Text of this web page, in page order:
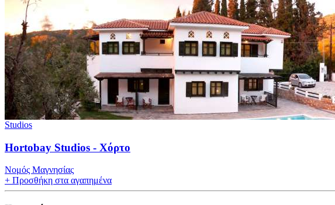
Studios
Hortobay Studios - Χόρτο
Νομός Μαγνησίας
+ Προσθήκη στα αγαπημένα